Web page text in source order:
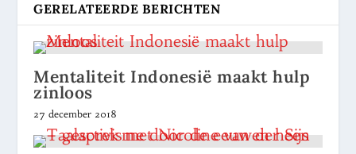
GERELATEERDE BERICHTEN
Mentaliteit Indonesië maakt hulp
zinloos
27 december 2018